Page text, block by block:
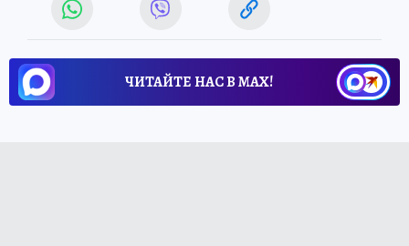
ЧИТАЙТЕ НАС В МАХ!